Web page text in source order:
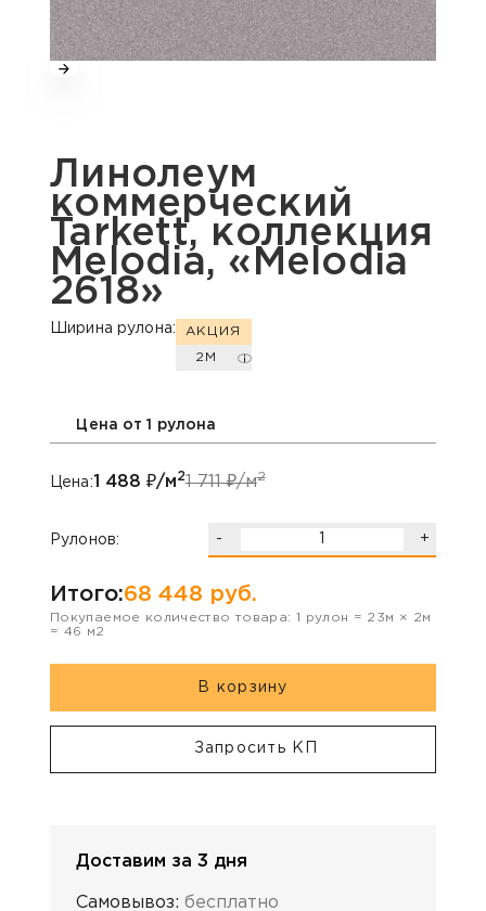
Линолеум
коммерческий
Tarkett, коллекция
Melodia, «Melodia
2618»
Ширина рулона: АКЦИЯ
2М
Цена от 1 рулона
Цена:1 488 ₽/м21 711₽/м2
Рулонов: - +
Итого:68 448 руб.
Покупаемое количество товара: 1 рулон = 23м × 2м
= 46 м2
В корзину
Запросить КП
Доставим за 3 дня
Самовывоз: бесплатно